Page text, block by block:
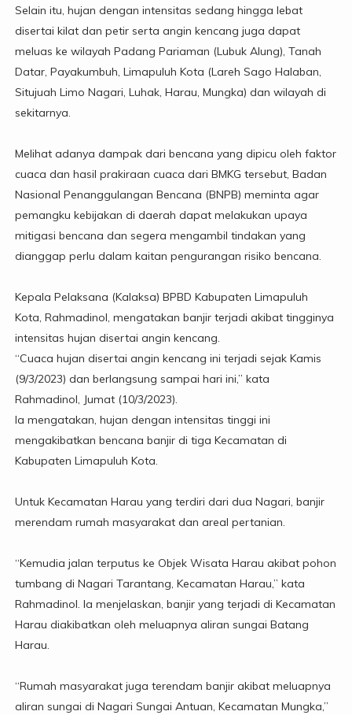
Selain itu, hujan dengan intensitas sedang hingga lebat
disertai kilat dan petir serta angin kencang juga dapat
meluas ke wilayah Padang Pariaman (Lubuk Alung), Tanah
Datar, Payakumbuh, Limapuluh Kota (Lareh Sago Halaban,
Situjuah Limo Nagari, Luhak, Harau, Mungka) dan wilayah di
sekitarnya.
Melihat adanya dampak dari bencana yang dipicu oleh faktor
cuaca dan hasil prakiraan cuaca dari BMKG tersebut, Badan
Nasional Penanggulangan Bencana (BNPB) meminta agar
pemangku kebijakan di daerah dapat melakukan upaya
mitigasi bencana dan segera mengambil tindakan yang
dianggap perlu dalam kaitan pengurangan risiko bencana.
Kepala Pelaksana (Kalaksa) BPBD Kabupaten Limapuluh
Kota, Rahmadinol, mengatakan banjir terjadi akibat tingginya
intensitas hujan disertai angin kencang.
“Cuaca hujan disertai angin kencang ini terjadi sejak Kamis
(9/3/2023) dan berlangsung sampai hari ini,” kata
Rahmadinol, Jumat (10/3/2023).
Ia mengatakan, hujan dengan intensitas tinggi ini
mengakibatkan bencana banjir di tiga Kecamatan di
Kabupaten Limapuluh Kota.
Untuk Kecamatan Harau yang terdiri dari dua Nagari, banjir
merendam rumah masyarakat dan areal pertanian.
“Kemudia jalan terputus ke Objek Wisata Harau akibat pohon
tumbang di Nagari Tarantang, Kecamatan Harau,” kata
Rahmadinol. Ia menjelaskan, banjir yang terjadi di Kecamatan
Harau diakibatkan oleh meluapnya aliran sungai Batang
Harau.
“Rumah masyarakat juga terendam banjir akibat meluapnya
aliran sungai di Nagari Sungai Antuan, Kecamatan Mungka,”